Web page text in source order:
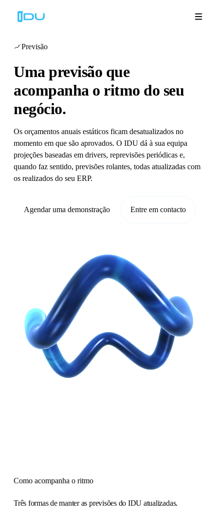
Soluções
Plataforma
Sucesso global
Recursos
Empresa
🇵🇹 Demonstrações
Previsão
Uma previsão que
acompanha o ritmo do seu
negócio.
Os orçamentos anuais estáticos ficam desatualizados no
momento em que são aprovados. O IDU dá à sua equipa
projeções baseadas em drivers, reprevisões periódicas e,
quando faz sentido, previsões rolantes, todas atualizadas com
os realizados do seu ERP.
Agendar uma demonstração Entre em contacto
Como acompanha o ritmo
Três formas de manter as previsões do IDU atualizadas.